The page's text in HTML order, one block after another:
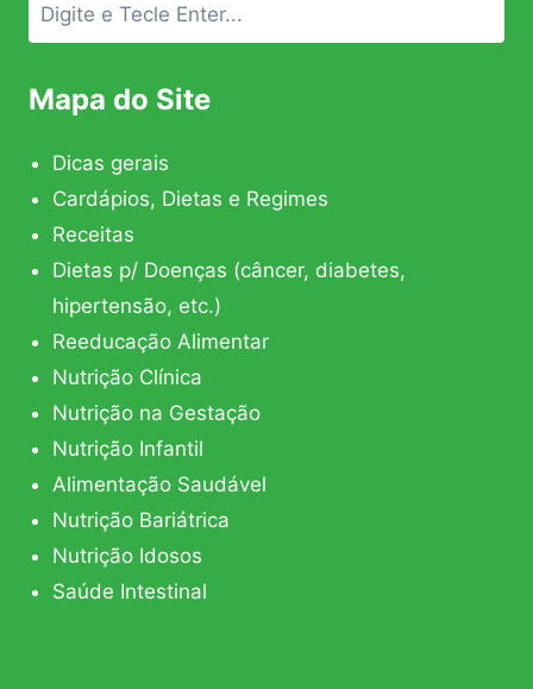
Mapa do Site
Dicas gerais
Cardápios, Dietas e Regimes
Receitas
Dietas p/ Doenças (câncer, diabetes,
hipertensão, etc.)
Reeducação Alimentar
Nutrição Clínica
Nutrição na Gestação
Nutrição Infantil
Alimentação Saudável
Nutrição Bariátrica
Nutrição Idosos
Saúde Intestinal